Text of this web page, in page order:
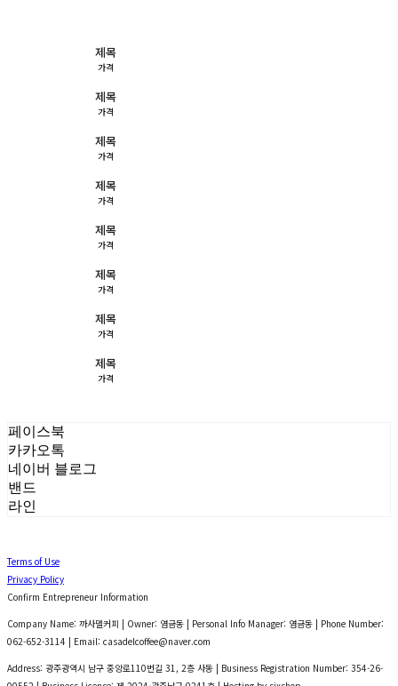
제목
가격
제목
가격
제목
가격
제목
가격
제목
가격
제목
가격
제목
가격
제목
가격
페이스북
카카오톡
네이버 블로그
밴드
라인
Terms of Use
Privacy Policy
Confirm Entrepreneur Information
Company Name: 까사델커피 | Owner: 염금동 | Personal Info Manager: 염금동 | Phone Number:
062-652-3114 | Email: casadelcoffee@naver.com
Address: 광주광역시 남구 중앙로110번길 31, 2층 사동 | Business Registration Number: 354-26-